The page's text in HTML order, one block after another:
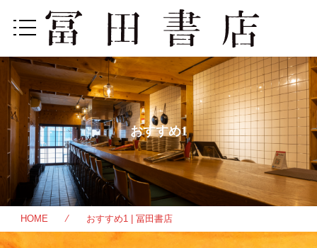
おすすめ1
HOME ⁄ おすすめ1 | 冨田書店